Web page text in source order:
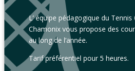
L’ équipe pédagogique du Tennis
Chamonix vous propose des
au long de l’année.
Tarif préférentiel pour 5 heures.